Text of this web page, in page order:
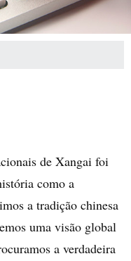
de Xangai foi
como a
a tradição chinesa
uma visão global
a verdadeira